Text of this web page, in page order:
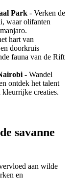
Park - Verken de
waar olifanten
hart van
doorkruis
fauna van de Rift
- Wandel
ontdek het talent
creaties.
savanne
aan wilde
en